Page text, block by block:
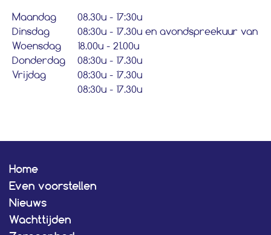
Maandag
Dinsdag
Woensdag
Donderdag
Vrijdag
08.30u - 17:30u
08:30u - 17.30u en avondspreekuur van
18.00u - 21.00u
08:30u - 17.30u
08:30u - 17.30u
08:30u - 17.30u
Home
Even voorstellen
Nieuws
Wachttijden